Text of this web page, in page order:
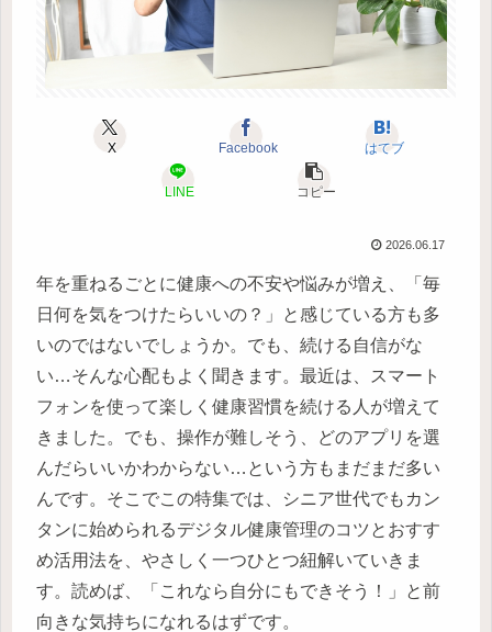
X Facebook はてブ
LINE コピー
2026.06.17
年を重ねるごとに健康への不安や悩みが増え、「毎
日何を気をつけたらいいの？」と感じている方も多
いのではないでしょうか。でも、続ける自信がな
い…そんな心配もよく聞きます。最近は、スマート
フォンを使って楽しく健康習慣を続ける人が増えて
きました。でも、操作が難しそう、どのアプリを選
んだらいいかわからない…という方もまだまだ多い
んです。そこでこの特集では、シニア世代でもカン
タンに始められるデジタル健康管理のコツとおすす
め活用法を、やさしく一つひとつ紐解いていきま
す。読めば、「これなら自分にもできそう！」と前
向きな気持ちになれるはずです。